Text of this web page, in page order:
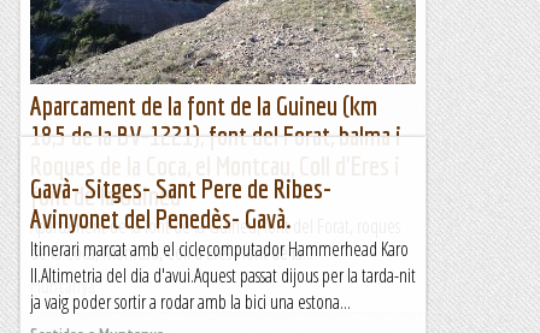
Aparcament de la font de la Guineu (km
18,5 de la BV-1221), font del Forat, balma i
font de la Guineu
Aparcament de la font de la Guineu, font del Forat, roques
de la Coca, Montcau, Coll d'Eres i font de la...
Muntanya
Gavà- Sitges- Sant Pere de Ribes-
Avinyonet del Penedès- Gavà.
Itinerari marcat amb el ciclecomputador Hammerhead Karo
II.Altimetria del dia d'avui.Aquest passat dijous per la tarda-nit
ja vaig poder sortir a rodar amb la bici una estona...